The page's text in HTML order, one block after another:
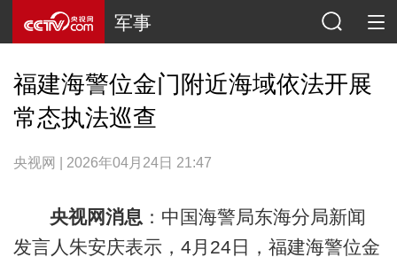
军事
福建海警位金门附近海域依法开展
常态执法巡查
央视网 | 2026年04月24日 21:47
央视网消息 ：中国海警局东海分局新闻
发言人朱安庆表示，4月24日，福建海警位金